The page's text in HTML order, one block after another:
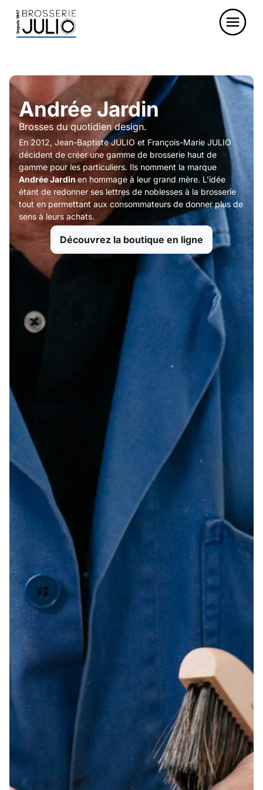
Andrée Jardin
Brosses du quotidien design.
En 2012, Jean-Baptiste JULIO et François-Marie JULIO
décident de créer une gamme de brosserie haut de
gamme pour les particuliers. Ils nomment la marque
Andrée Jardinen hommage à leur grand mère. L’idée
étant de redonner ses lettres de noblesses à la brosserie
tout en permettant aux consommateurs de donner plus de
sens à leurs achats.
Découvrez la boutique en ligne